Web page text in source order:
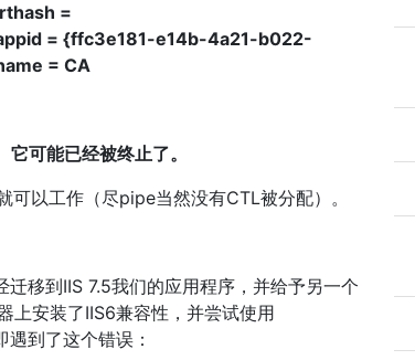
=
= {ffc3e181-e14b-4a21-b022-
= CA
它可能已经被终止了。
以工作（尽pipe当然没有CTL被分配）。
移到IIS 7.5我们的应用程序，并给予另一个
上安装了IIS6兼容性，并尝试使用
到了这个错误：